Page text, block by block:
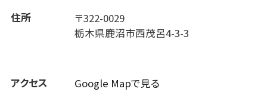
住所
〒322-0029
栃木県鹿沼市西茂呂4-3-3
アクセス Google Mapで見る